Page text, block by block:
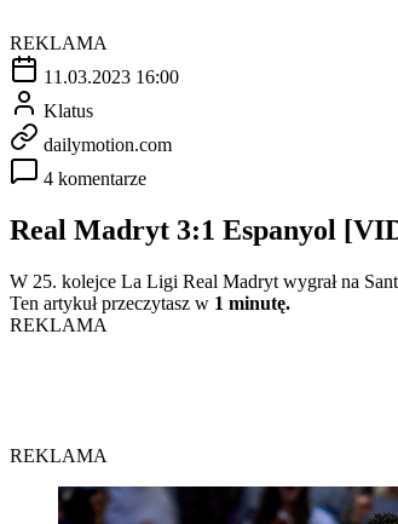
REKLAMA
11.03.2023 16:00
Klatus
dailymotion.com
4 komentarze
Real Madryt 3:1 Espanyol
W 25. kolejce La Ligi Real Madryt wygrał na
Ten artykuł przeczytasz w 1 minutę.
REKLAMA
REKLAMA